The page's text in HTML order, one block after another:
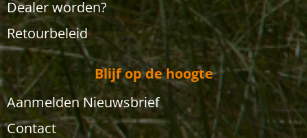
Dealer worden?
Retourbeleid
Blijf op de hoogte
Aanmelden Nieuwsbrief
Contact